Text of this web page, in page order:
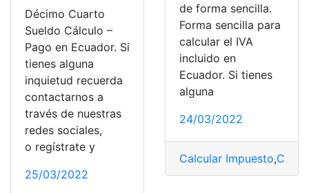
Décimo Cuarto
Sueldo Cálculo –
Pago en Ecuador. Si
tienes alguna
inquietud recuerda
contactarnos a
través de nuestras
redes sociales,
o regístrate y
25/03/2022
de forma sencilla.
Forma sencilla para
calcular el IVA
incluido en
Ecuador. Si tienes
alguna
24/03/2022
Calcular Impuesto,